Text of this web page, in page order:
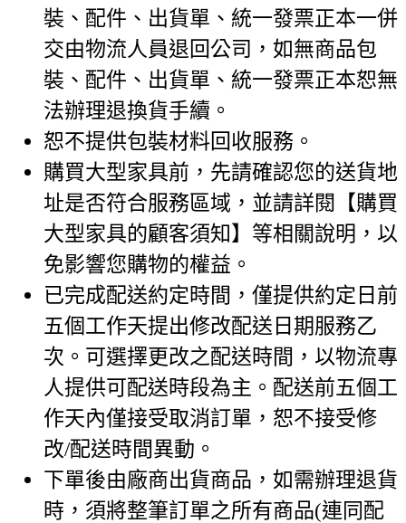
裝、配件、出貨單、統一發票正本一併
交由物流人員退回公司，如無商品包
裝、配件、出貨單、統一發票正本恕無
法辦理退換貨手續。
恕不提供包裝材料回收服務。
購買大型家具前，先請確認您的送貨地
址是否符合服務區域，並請詳閱【購買
大型家具的顧客須知】等相關說明，以
免影響您購物的權益。
已完成配送約定時間，僅提供約定日前
五個工作天提出修改配送日期服務乙
次。可選擇更改之配送時間，以物流專
人提供可配送時段為主。配送前五個工
作天內僅接受取消訂單，恕不接受修
改/配送時間異動。
下單後由廠商出貨商品，如需辦理退貨
時，須將整筆訂單之所有商品(連同配